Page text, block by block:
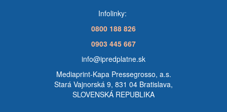
Infolinky:
0800 188 826
0903 445 667
info@ipredplatne.sk
Mediaprint-Kapa Pressegrosso, a.s.
Stará Vajnorská 9, 831 04 Bratislava,
SLOVENSKÁ REPUBLIKA